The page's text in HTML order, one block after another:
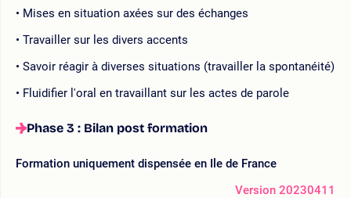
Mises en situation axées sur des échanges
Travailler sur les divers accents
Savoir réagir à diverses situations (travailler la spontanéité)
Fluidifier l'oral en travaillant sur les actes de parole
Phase 3 : Bilan post formation
Formation uniquement dispensée en Ile de France
Version 20230411